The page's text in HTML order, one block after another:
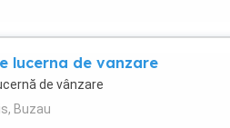
lucerna de vanzare
de vânzare
Buzau